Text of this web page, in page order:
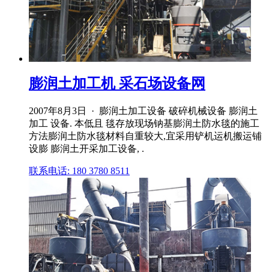
膨润土加工机 采石场设备网
2007年8月3日 · 膨润土加工设备 破碎机械设备 膨润土
加工 设备. 本低且 毯存放现场钠基膨润土防水毯的施工
方法膨润土防水毯材料自重较大,宜采用铲机运机搬运铺
设膨 膨润土开采加工设备, .
联系电话: 180 3780 8511